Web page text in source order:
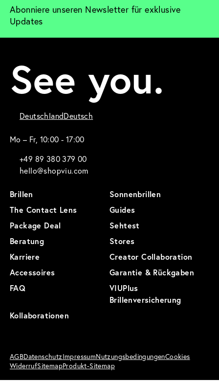
Abonniere unseren Newsletter für exklusive
Updates
See you.
DeutschlandDeutsch
Mo – Fr, 10:00 - 17:00
+49 89 380 379 00
hello@shopviu.com
Brillen
Sonnenbrillen
The Contact Lens
Guides
Package Deal
Sehtest
Beratung
Stores
Karriere
Creator Collaboration
Accessoires
Garantie & Rückgaben
FAQ
VIUPlus
Brillenversicherung
Kollaborationen
AGBDatenschutzImpressumNutzungsbedingungenCookies
WiderrufSitemapProdukt-Sitemap